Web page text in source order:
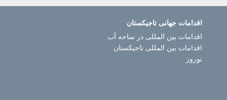
اقدامات جهانی تاجیکستان
اقدامات بین المللی در ساحه آب
اقدامات بین المللی تاجیکستان
نوروز